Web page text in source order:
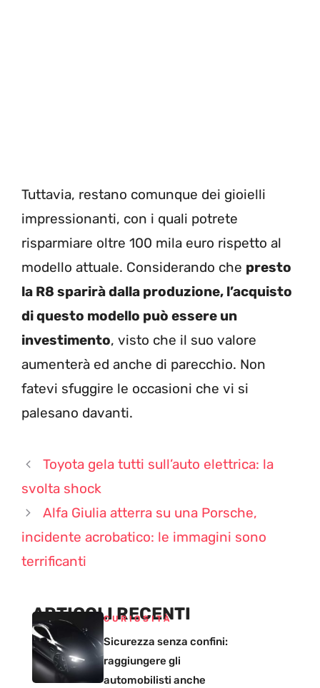
Tuttavia, restano comunque dei gioielli
impressionanti, con i quali potrete
risparmiare oltre 100 mila euro rispetto al
modello attuale. Considerando che presto
la R8 sparirà dalla produzione, l’acquisto
di questo modello può essere un
investimento, visto che il suo valore
aumenterà ed anche di parecchio. Non
fatevi sfuggire le occasioni che vi si
palesano davanti.
Toyota gela tutti sull’auto elettrica: la
svolta shock
Alfa Giulia atterra su una Porsche,
incidente acrobatico: le immagini sono
terrificanti
ARTICOLI RECENTI
CURIOSITÀ
Sicurezza senza confini:
raggiungere gli
automobilisti anche